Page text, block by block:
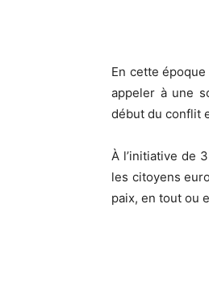
En cette
appeler à une
début du conflit
À l’initiative de
les citoyens
paix, en tout ou